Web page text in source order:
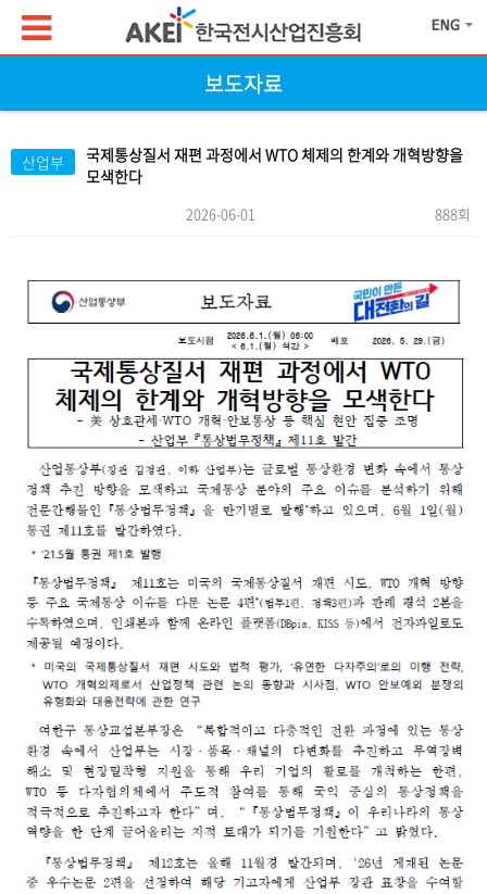
보도자료
산업부
국제통상질서 재편 과정에서 WTO 체제의 한계와 개혁방향을
모색한다
2026-06-01 888회